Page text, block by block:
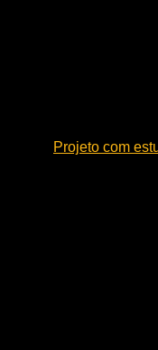
Projeto com